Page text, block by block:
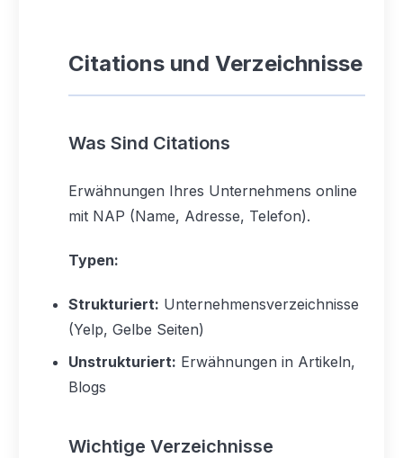
Citations und Verzeichnisse
Was Sind Citations
Erwähnungen Ihres Unternehmens online
mit NAP (Name, Adresse, Telefon).
Typen:
Strukturiert: Unternehmensverzeichnisse
(Yelp, Gelbe Seiten)
Unstrukturiert: Erwähnungen in Artikeln,
Blogs
Wichtige Verzeichnisse